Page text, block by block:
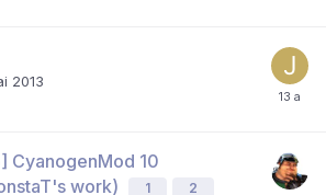
2013
CyanogenMod 10
work)
1 2